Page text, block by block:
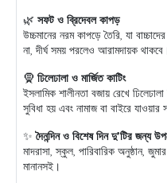
🌿 সফট ও ব্রিদেবল কাপড়
উচ্চমানের নরম কাপড়ে তৈরি, যা
না, দীর্ঘ সময় পরলেও আরামদায়ক
🧕 ঢিলেঢালা ও মার্জিত কাটিং
ইসলামিক শালীনতা বজায় রেখে
সুবিধা হয় এবং নামাজ বা বাইরে যাওয়ার
✨দৈনন্দিন ও বিশেষ দিন দু’টির জন্য
মাদরাসা, স্কুল, পারিবারিক অনুষ্ঠান,
মানানসই।